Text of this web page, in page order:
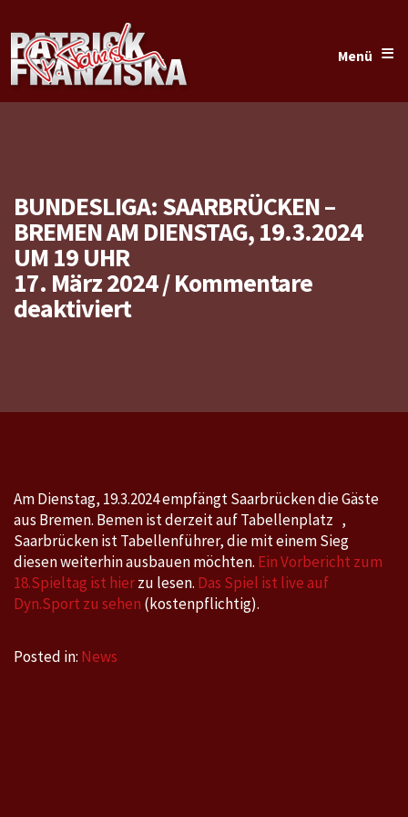
Menü ≡
BUNDESLIGA: SAARBRÜCKEN –
BREMEN AM DIENSTAG, 19.3.2024
UM 19 UHR
17. März 2024/Kommentare
deaktiviertfür
Bremen
19.3.2024
um
19
Uhr
Am Dienstag, 19.3.2024 empfängt Saarbrücken die Gäste
aus Bremen. Bemen ist derzeit auf Tabellenplatz ,
Saarbrücken ist Tabellenführer, die mit einem Sieg
diesen weiterhin ausbauen möchten. Ein Vorbericht zum
18.Spieltag ist hierzu lesen. Das Spiel ist live auf
Dyn.Sport zu sehen (kostenpflichtig).
Posted in: News